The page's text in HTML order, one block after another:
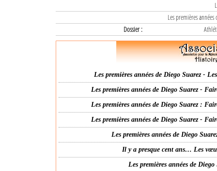
Les premières
Dossier :
Les premières années de Diego Suarez -
Les premières années de Diego Suarez -
Les premières années de Diego Suarez :
Les premières années de Diego Suarez -
Les premières années de Diego
Il y a presque cent ans… Les
Les premières années de